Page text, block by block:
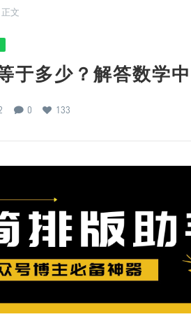
正文
于多少？解答数学
0 133